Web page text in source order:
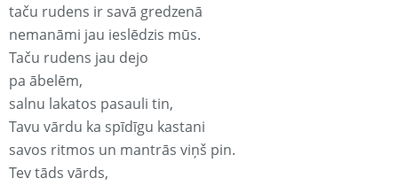
taču rudens ir savā gredzenā
nemanāmi jau ieslēdzis mūs.
Taču rudens jau dejo
pa ābelēm,
salnu lakatos pasauli tin,
Tavu vārdu ka spīdīgu kastani
savos ritmos un mantrās viņš pin.
Tev tāds vārds,